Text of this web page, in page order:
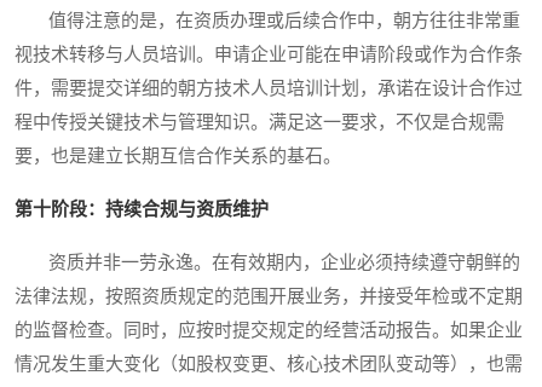
值得注意的是，在资质办理或后续合作中，朝方往往非常重
视技术转移与人员培训。申请企业可能在申请阶段或作为合作条
件，需要提交详细的朝方技术人员培训计划，承诺在设计合作过
程中传授关键技术与管理知识。满足这一要求，不仅是合规需
要，也是建立长期互信合作关系的基石。
第十阶段：持续合规与资质维护
资质并非一劳永逸。在有效期内，企业必须持续遵守朝鲜的
法律法规，按照资质规定的范围开展业务，并接受年检或不定期
的监督检查。同时，应按时提交规定的经营活动报告。如果企业
情况发生重大变化（如股权变更、核心技术团队变动等），也需